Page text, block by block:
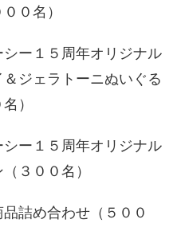
０名）
ー１５周年オリジナル
ジェラトーニぬいぐる
）
ー１５周年オリジナル
３００名）
詰め合わせ（５００